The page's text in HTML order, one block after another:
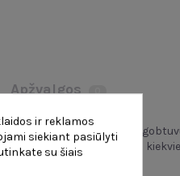
Apžvalgos 0
su gyvūno formos
detalių Emily taps
ir reklamos
siekiant pasiūlyti
su šiais